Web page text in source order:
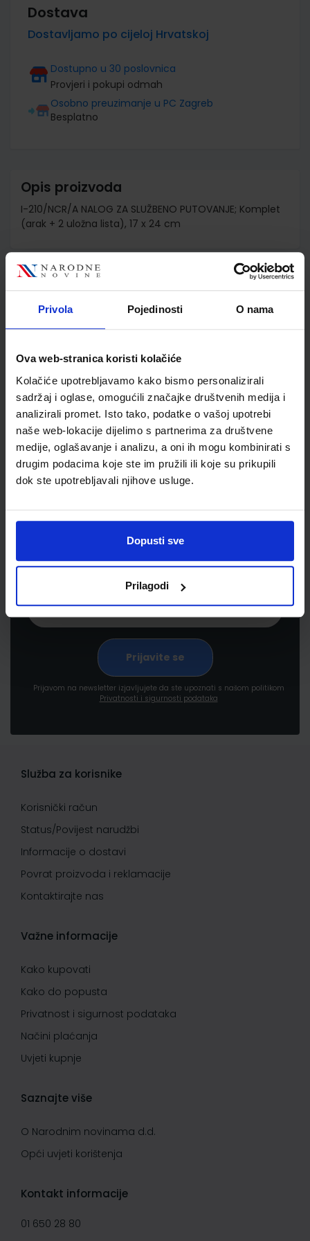
Privola Pojedinosti O nama
Ova web-stranica koristi kolačiće
Kolačiće upotrebljavamo kako bismo personalizirali
sadržaj i oglase, omogućili značajke društvenih medija i
analizirali promet. Isto tako, podatke o vašoj upotrebi
naše web-lokacije dijelimo s partnerima za društvene
medije, oglašavanje i analizu, a oni ih mogu kombinirati s
drugim podacima koje ste im pružili ili koje su prikupili
dok ste upotrebljavali njihove usluge.
Dopusti sve
Prilagodi
Dostava
Dostavljamo po cijeloj Hrvatskoj
Dostupno u 30 poslovnica
Provjeri i pokupi odmah
Osobno preuzimanje u PC Zagreb
Besplatno
Opis proizvoda
I-210/NCR/A NALOG ZA SLUŽBENO PUTOVANJE; Komplet
(arak + 2 uložna lista), 17 x 24 cm
Detalji proizvoda
Šifra proizvoda
011539
Jedinična mjera
Newsletter prijava
Prijavite se kako bi primali informacije o novim
pogodnostima
Prijavom na newsletter izjavljujete da ste upoznati s našom politikom
Privatnosti i sigurnosti podataka
Služba za korisnike
Korisnički račun
Status/Povijest narudžbi
Informacije o dostavi
Povrat proizvoda i reklamacije
Kontaktirajte nas
Važne informacije
Kako kupovati
Kako do popusta
Privatnost i sigurnost podataka
Načini plaćanja
Uvjeti kupnje
Saznajte više
O Narodnim novinama d.d.
Opći uvjeti korištenja
Kontakt informacije
01 650 28 80